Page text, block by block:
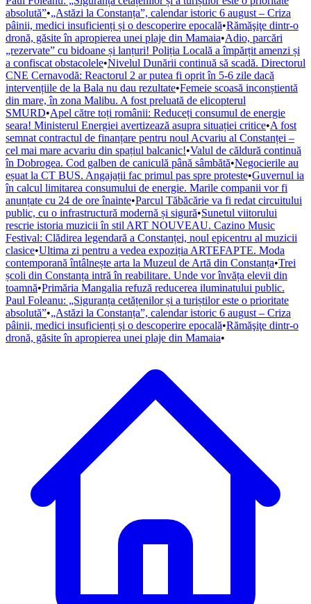
absolută”•„Astăzi la Constanța”, calendar istoric 6 august – Criza
pâinii, medici insuficienți și o descoperire epocală•Rămăşiţe dintr-o
dronă, găsite în apropierea unei plaje din Mamaia•Adio, parcări
„rezervate” cu bidoane și lanțuri! Poliția Locală a împărțit amenzi și
a confiscat obstacolele•Nivelul Dunării continuă să scadă. Directorul
CNE Cernavodă: Reactorul 2 ar putea fi oprit în 5-6 zile dacă
intervențiile de la Bala nu dau rezultate•Femeie scoasă inconștientă
din mare, în zona Malibu. A fost preluată de elicopterul
SMURD•Apel către toți românii: Reduceți consumul de energie
seara! Ministerul Energiei avertizează asupra situației critice•A fost
semnat contractul de finanțare pentru noul Acvariu al Constanței –
cel mai mare acvariu din spațiul balcanic!•Valul de căldură continuă
în Dobrogea. Cod galben de caniculă până sâmbătă•Negocierile au
eșuat la CT BUS. Angajații fac primul pas spre proteste•Guvernul ia
în calcul limitarea consumului de energie. Marile companii vor fi
anunțate cu 24 de ore înainte•Parcul Tăbăcărie va fi redat circuitului
public, cu o infrastructură modernă și sigură•Sunetul viitorului
rescrie istoria muzicii în stil ART NOUVEAU. Cazino Music
Festival: Clădirea legendară a Constanței, noul epicentru al muzicii
clasice•Ultima zi pentru a vedea expoziția ARTEFAPTE. Moda
contemporană întâlnește arta la Muzeul de Artă din Constanța•Trei
școli din Constanța intră în reabilitare. Unde vor învăța elevii din
toamnă•Primăria Mangalia refuză reducerea iluminatului public.
Paul Foleanu: „Siguranța cetățenilor și a turiștilor este o prioritate
absolută”•„Astăzi la Constanța”, calendar istoric 6 august – Criza
pâinii, medici insuficienți și o descoperire epocală•Rămăşiţe dintr-o
dronă, găsite în apropierea unei plaje din Mamaia•